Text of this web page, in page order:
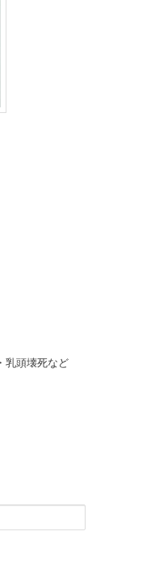
乳頭壊死など